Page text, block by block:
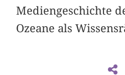
Mediengeschichte
Ozeane als